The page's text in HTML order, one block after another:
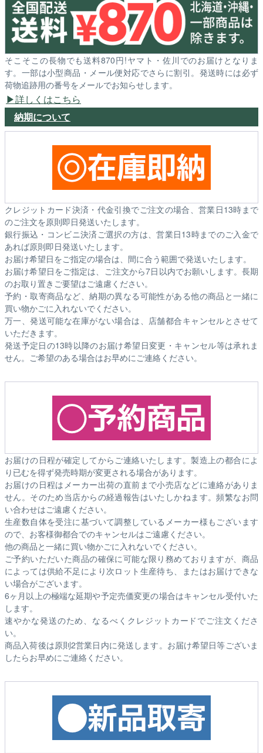
そこそこの長物でも送料870円!ヤマト・佐川でのお届けとなりま
す。一部は小型商品・メール便対応でさらに割引。発送時には必ず
荷物追跡用の番号をメールでお知らせします。
詳しくはこちら
納期について
クレジットカード決済・代金引換でご注文の場合、営業日13時まで
のご注文を原則即日発送いたします。
銀行振込・コンビニ決済ご選択の方は、営業日13時までのご入金で
あれば原則即日発送いたします。
お届け希望日をご指定の場合は、間に合う範囲で発送いたします。
お届け希望日をご指定は、ご注文から7日以内でお願いします。長期
のお取り置きご要望はご遠慮ください。
予約・取寄商品など、納期の異なる可能性がある他の商品と一緒に
買い物かごに入れないでください。
万一、発送可能な在庫がない場合は、店舗都合キャンセルとさせて
いただきます。
発送予定日の13時以降のお届け希望日変更・キャンセル等は承れま
せん。ご希望のある場合はお早めにご連絡ください。
お届けの日程が確定してからご連絡いたします。製造上の都合によ
り已むを得ず発売時期が変更される場合があります。
お届けの日程はメーカー出荷の直前まで小売店などに連絡がありま
せん。そのため当店からの経過報告はいたしかねます。頻繁なお問
い合わせはご遠慮ください。
生産数自体を受注に基づいて調整しているメーカー様もございます
ので、お客様御都合でのキャンセルはご遠慮ください。
他の商品と一緒に買い物かごに入れないでください。
ご予約いただいた商品の確保に可能な限り務めておりますが、商品
によっては供給不足により次ロット生産待ち、またはお届けできな
い場合がございます。
6ヶ月以上の極端な延期や予定売価変更の場合はキャンセル受付いた
します。
速やかな発送のため、なるべくクレジットカードでご注文くださ
い。
商品入荷後は原則2営業日内に発送します。お届け希望日等ございま
したらお早めにご連絡ください。